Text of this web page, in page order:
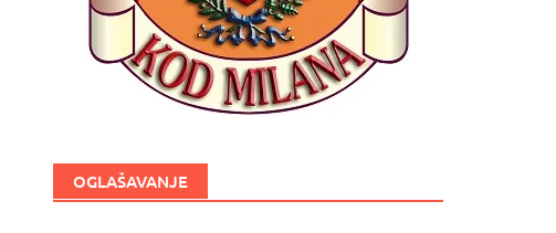
OGLAŠAVANJE